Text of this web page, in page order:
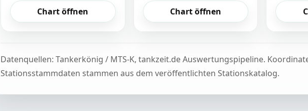
Chart öffnen
Chart öffnen
Datenquellen: Tankerkönig / MTS-K, tankzeit.de Auswertungspipeline.
Stationsstammdaten stammen aus dem veröffentlichten Stationskatalog.